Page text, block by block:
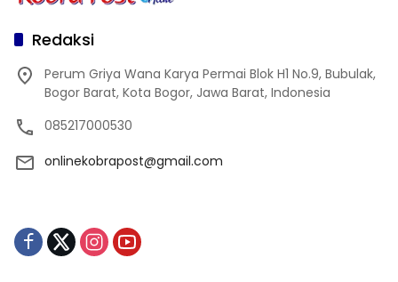
Redaksi
Perum Griya Wana Karya Permai Blok H1 No.9, Bubulak,
Bogor Barat, Kota Bogor, Jawa Barat, Indonesia
085217000530
onlinekobrapost@gmail.com